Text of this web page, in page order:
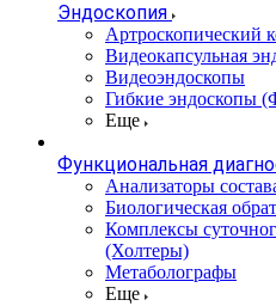
Эндоскопия
Артроскопический
Видеокапсульная
Видеоэндоскопы
Гибкие эндоскопы
Еще
Функциональная
Анализаторы
Биологическая
Комплексы
(Холтеры)
Метаболографы
Еще